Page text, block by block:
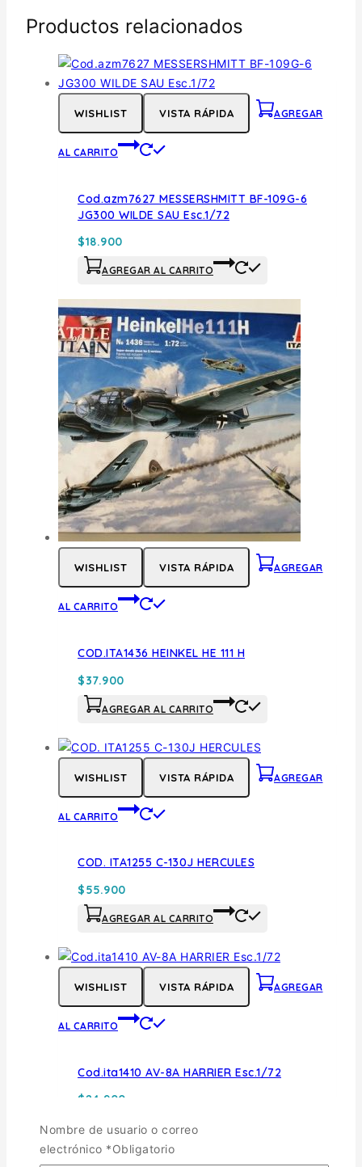
Productos relacionados
WISHLIST VISTA RÁPIDA AGREGAR
AL CARRITO
Cod.azm7627 MESSERSHMITT BF-109G-6
JG300 WILDE SAU Esc.1/72
$18.900
AGREGAR AL CARRITO
WISHLIST VISTA RÁPIDA AGREGAR
AL CARRITO
COD.ITA1436 HEINKEL HE 111 H
$37.900
AGREGAR AL CARRITO
WISHLIST VISTA RÁPIDA AGREGAR
AL CARRITO
COD. ITA1255 C-130J HERCULES
$55.900
AGREGAR AL CARRITO
WISHLIST VISTA RÁPIDA AGREGAR
AL CARRITO
Cod.ita1410 AV-8A HARRIER Esc.1/72
$24.900
AGREGAR AL CARRITO
Nombre de usuario o correo
electrónico *Obligatorio